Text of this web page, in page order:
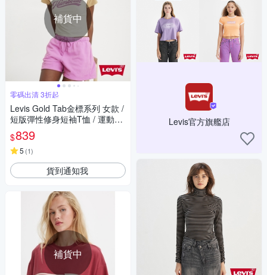
補貨中
零碼出清 3折起
Levis Gold Tab金標系列 女款 /
短版彈性修身短袖T恤 / 運動字
體雙色拼接
$839
5 (1)
貨到通知我
補貨中
Levis官方旗艦店